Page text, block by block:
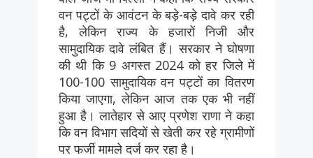
वन पट्टों के आवंटन के बड़े-बड़े दावे कर रही
है, लेकिन राज्य के हजारों निजी और
सामुदायिक दावे लंबित हैं। सरकार ने घोषणा
की थी कि 9 अगस्त 2024 को हर जिले में
100-100 सामुदायिक वन पट्टों का वितरण
किया जाएगा, लेकिन आज तक एक भी नहीं
हुआ है। लातेहार से आए प्रणेश राणा ने कहा
कि वन विभाग सदियों से खेती कर रहे ग्रामीणों
पर फर्जी मामले दर्ज कर रहा है।